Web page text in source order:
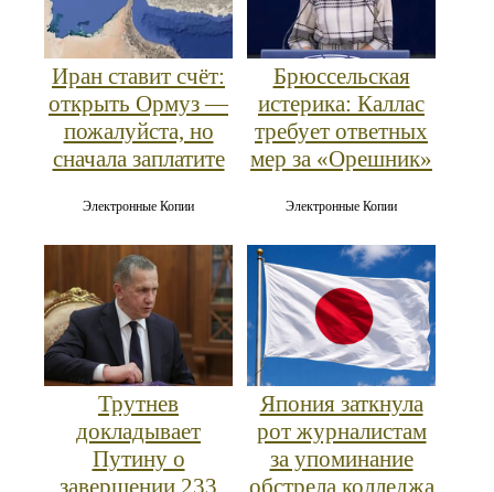
Иран ставит счёт:
открыть Ормуз —
пожалуйста, но
сначала заплатите
Электронные Копии
Брюссельская
истерика: Каллас
требует ответных
мер за «Орешник»
Электронные Копии
Трутнев
докладывает
Путину о
завершении 233
Япония заткнула
рот журналистам
за упоминание
обстрела колледжа